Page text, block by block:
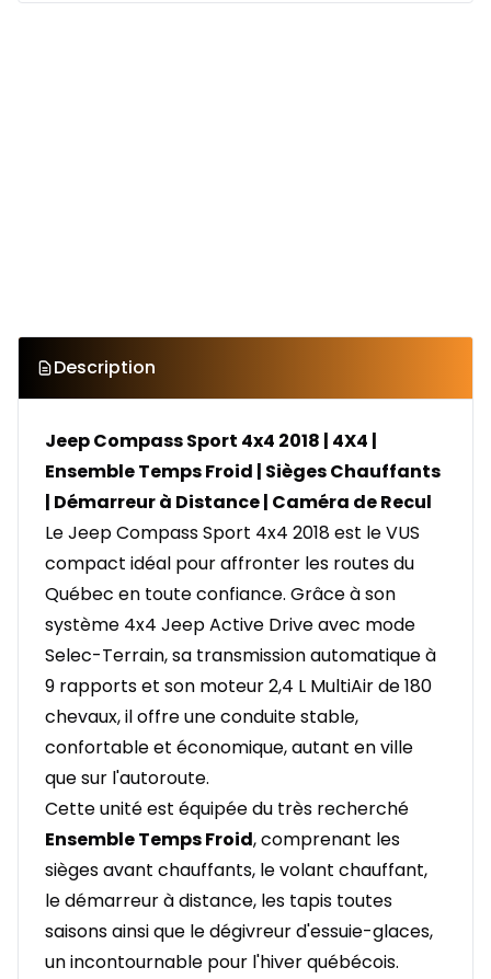
Description
Jeep Compass Sport 4x4 2018 | 4X4 |
Ensemble Temps Froid | Sièges Chauffants
| Démarreur à Distance | Caméra de Recul
Le Jeep Compass Sport 4x4 2018 est le VUS
compact idéal pour affronter les routes du
Québec en toute confiance. Grâce à son
système 4x4 Jeep Active Drive avec mode
Selec-Terrain, sa transmission automatique à
9 rapports et son moteur 2,4 L MultiAir de 180
chevaux, il offre une conduite stable,
confortable et économique, autant en ville
que sur l'autoroute.
Cette unité est équipée du très recherché
Ensemble Temps Froid, comprenant les
sièges avant chauffants, le volant chauffant,
le démarreur à distance, les tapis toutes
saisons ainsi que le dégivreur d'essuie-glaces,
un incontournable pour l'hiver québécois.